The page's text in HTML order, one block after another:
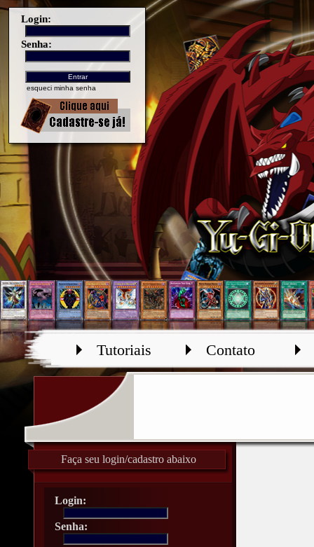
Login:
Senha:
esqueci minha senha
Tutoriais Contato
Faça seu login/cadastro abaixo
Login:
Senha: